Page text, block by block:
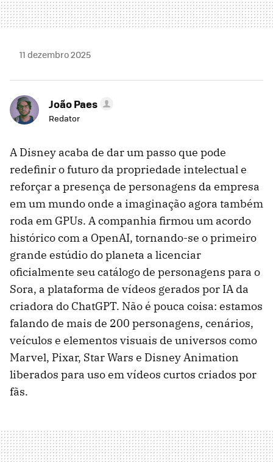
11 dezembro 2025
João Paes
Redator
A Disney acaba de dar um passo que pode
redefinir o futuro da propriedade intelectual e
reforçar a presença de personagens da empresa
em um mundo onde a imaginação agora também
roda em GPUs. A companhia firmou um acordo
histórico com a OpenAI, tornando-se o primeiro
grande estúdio do planeta a licenciar
oficialmente seu catálogo de personagens para o
Sora, a plataforma de vídeos gerados por IA da
criadora do ChatGPT. Não é pouca coisa: estamos
falando de mais de 200 personagens, cenários,
veículos e elementos visuais de universos como
Marvel, Pixar, Star Wars e Disney Animation
liberados para uso em vídeos curtos criados por
fãs.